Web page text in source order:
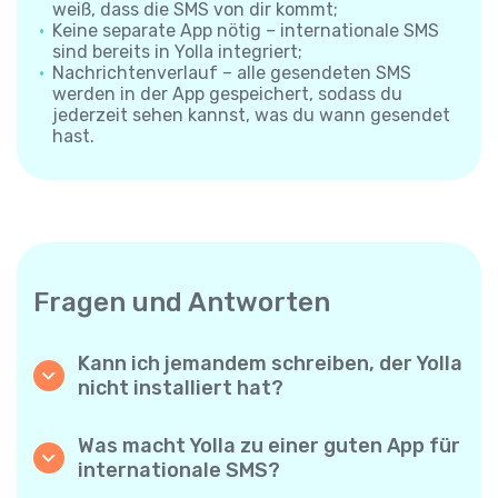
weiß, dass die SMS von dir kommt;
Keine separate App nötig – internationale SMS
sind bereits in Yolla integriert;
Nachrichtenverlauf – alle gesendeten SMS
werden in der App gespeichert, sodass du
jederzeit sehen kannst, was du wann gesendet
hast.
Fragen und Antworten
Kann ich jemandem schreiben, der Yolla
nicht installiert hat?
Mobilnummer des Empfängers – die andere
Person muss nichts installieren und braucht
Was macht Yolla zu einer guten App für
internationale SMS?